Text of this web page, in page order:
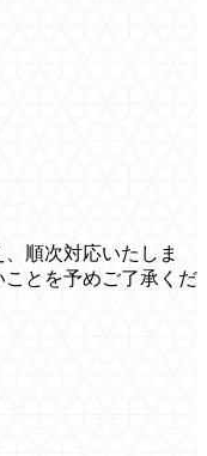
順次対応いたしま
とを予めご了承くだ